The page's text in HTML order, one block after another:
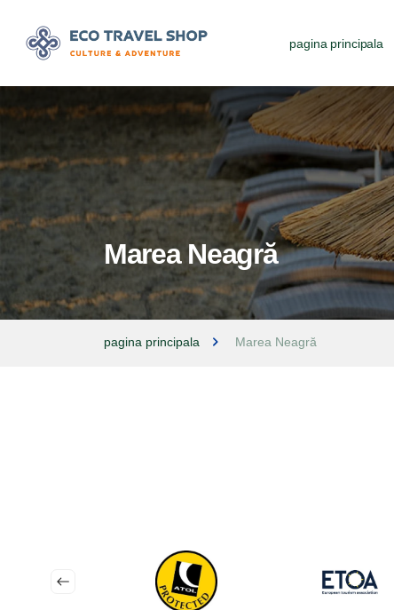
pagina principala
Marea Neagră
pagina principala Marea Neagră